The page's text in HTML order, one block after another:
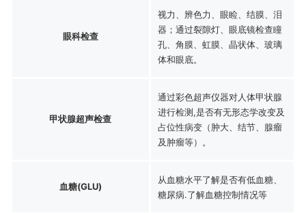
眼科检查
视力、辨色力、眼睑、结膜、泪
器；通过裂隙灯、眼底镜检查瞳
孔、角膜、虹膜、晶状体、玻璃
体和眼底。
甲状腺超声检查
通过彩色超声仪器对人体甲状腺
进行检测,是否有无形态学改变及
占位性病变（肿大、结节、腺瘤
及肿瘤等）。
血糖(GLU)
从血糖水平了解是否有低血糖、
糖尿病.了解血糖控制情况等